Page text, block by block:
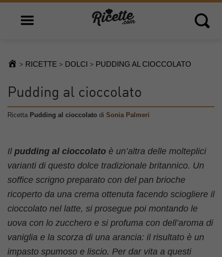
Open main menu Open
> RICETTE > DOLCI > PUDDING AL CIOCCOLATO
Pudding al cioccolato
Ricetta Pudding al cioccolato di Sonia Palmeri
Il pudding al cioccolato è un’altra delle molteplici
varianti di questo dolce tradizionale britannico. Un
soffice scrigno preparato con del pan brioche
ricoperto da una crema ottenuta facendo sciogliere il
cioccolato nel latte, si prosegue poi montando le
uova con lo zucchero e si profuma con dell’aroma di
vaniglia e la scorza di una arancia: il risultato è un
impasto spumoso e liscio. Per dar vita a questi